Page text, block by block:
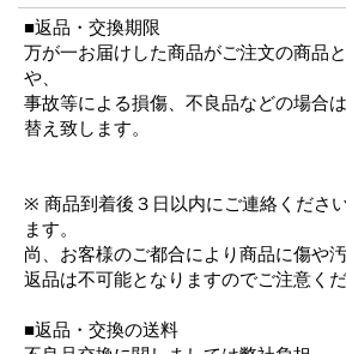
■返品・交換期限
万が一お届けした商品がご注文の商品
や、
事故等による損傷、不良品などの場合
替え致します。
※ 商品到着後３日以内にご連絡くださ
ます。
尚、お客様のご都合により商品に傷や
返品は不可能となりますのでご注意くだ
■返品・交換の送料